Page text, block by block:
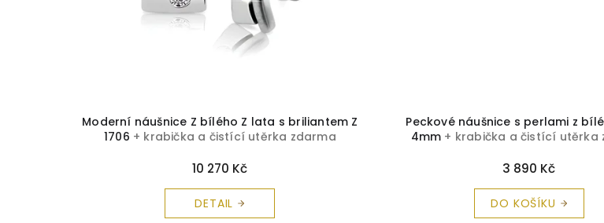
Moderní náušnice Z bílého Z lata s briliantem Z
1706 + krabička a čistící utěrka zdarma
10 270 Kč
DETAIL
Peckové náušnice s perlami z
4mm + krabička a čistící utěrka
3 890 Kč
DO KOŠÍKU